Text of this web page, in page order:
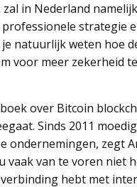
in Nederland
strategie
natuurlijk weten hoe
voor meer zekerheid
over Bitcoin
Sinds 2011
ondernemingen, zegt
vaak van te voren niet
hebt met